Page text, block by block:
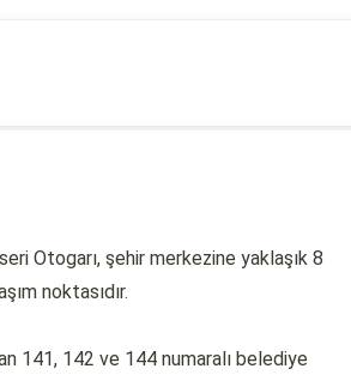
Otogarı, şehir merkezine yaklaşık 8
noktasıdır.
141, 142 ve 144 numaralı belediye